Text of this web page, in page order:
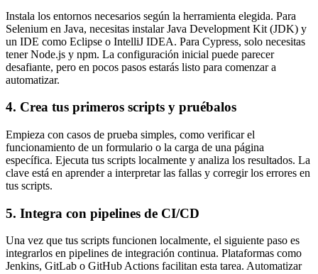
Instala los entornos necesarios según la herramienta elegida. Para
Selenium en Java, necesitas instalar Java Development Kit (JDK) y
un IDE como Eclipse o IntelliJ IDEA. Para Cypress, solo necesitas
tener Node.js y npm. La configuración inicial puede parecer
desafiante, pero en pocos pasos estarás listo para comenzar a
automatizar.
4. Crea tus primeros scripts y pruébalos
Empieza con casos de prueba simples, como verificar el
funcionamiento de un formulario o la carga de una página
específica. Ejecuta tus scripts localmente y analiza los resultados. La
clave está en aprender a interpretar las fallas y corregir los errores en
tus scripts.
5. Integra con pipelines de CI/CD
Una vez que tus scripts funcionen localmente, el siguiente paso es
integrarlos en pipelines de integración continua. Plataformas como
Jenkins, GitLab o GitHub Actions facilitan esta tarea. Automatizar